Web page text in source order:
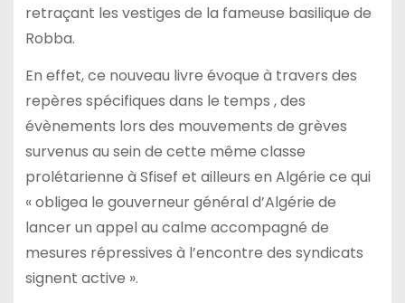
retraçant les vestiges de la fameuse basilique de
Robba.
En effet, ce nouveau livre évoque à travers des
repères spécifiques dans le temps , des
évènements lors des mouvements de grèves
survenus au sein de cette même classe
prolétarienne à Sfisef et ailleurs en Algérie ce qui
« obligea le gouverneur général d’Algérie de
lancer un appel au calme accompagné de
mesures répressives à l’encontre des syndicats
signent active ».